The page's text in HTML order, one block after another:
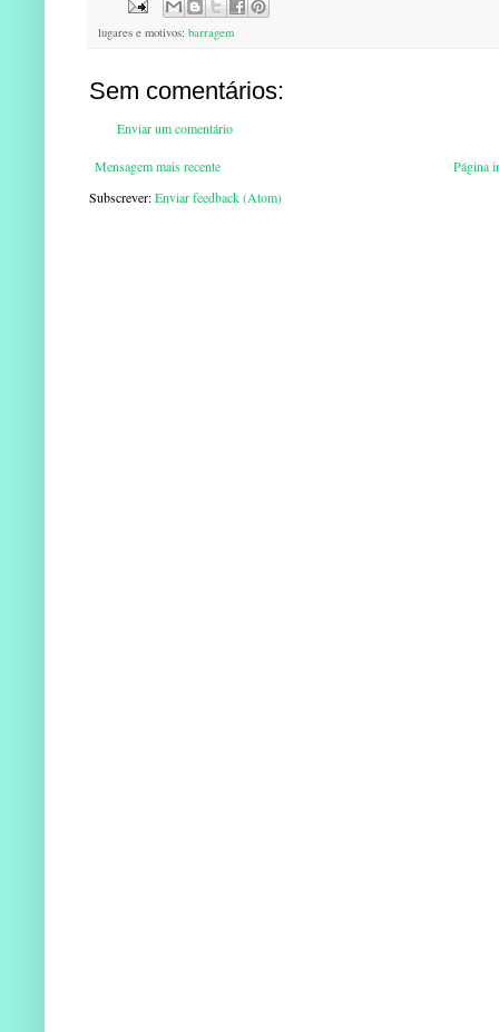
lugares e motivos: barragem
Sem comentários:
Enviar um comentário
Mensagem mais recente
Página
Subscrever:Enviar feedback (Atom)